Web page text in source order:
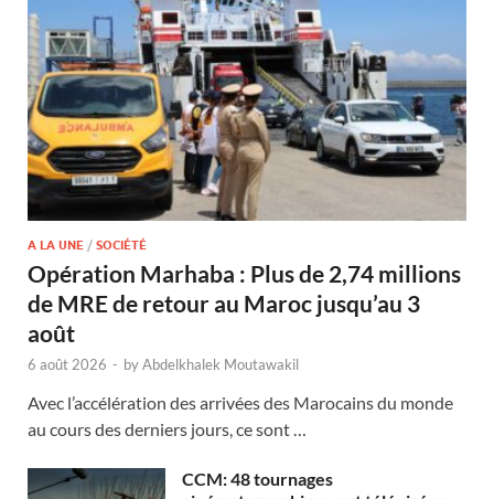
A LA UNE / SOCIÉTÉ
Opération Marhaba : Plus de 2,74 millions
de MRE de retour au Maroc jusqu’au 3
août
6 août 2026 - byAbdelkhalek Moutawakil
Avec l’accélération des arrivées des Marocains du monde
au cours des derniers jours, ce sont …
CCM: 48 tournages